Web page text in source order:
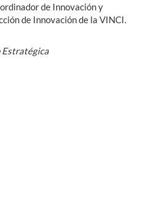
de Innovación y
de Innovación de la VINCI.
Estratégica